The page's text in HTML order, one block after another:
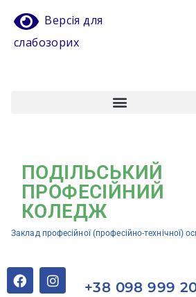
Версія для
слабозорих
ПОДІЛЬСЬКИЙ
ПРОФЕСІЙНИЙ
КОЛЕДЖ
Заклад професійної (професійно-технічної)
+38 098 999